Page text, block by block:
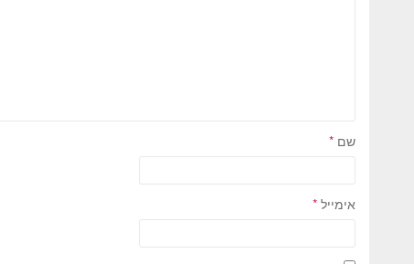
שם *
אימייל *